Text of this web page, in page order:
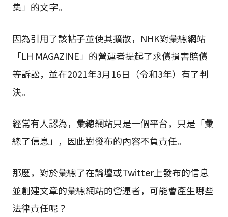
集」的文字。
因為引用了該帖子並使其擴散，NHK對彙總網站
「LH MAGAZINE」的營運者提起了求償損害賠償
等訴訟，並在2021年3月16日（令和3年）有了判
決。
經常有人認為，彙總網站只是一個平台，只是「彙
總了信息」，因此對發布的內容不負責任。
那麼，對於彙總了在論壇或Twitter上發布的信息
並創建文章的彙總網站的營運者，可能會產生哪些
法律責任呢？